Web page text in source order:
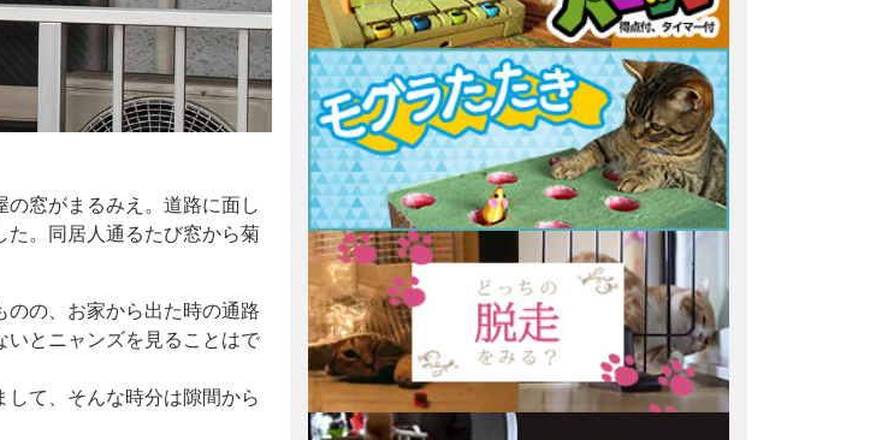
窓がまるみえ。道路に面し
。同居人通るたび窓から菊
の、お家から出た時の通路
とニャンズを見ることはで
て、そんな時分は隙間から